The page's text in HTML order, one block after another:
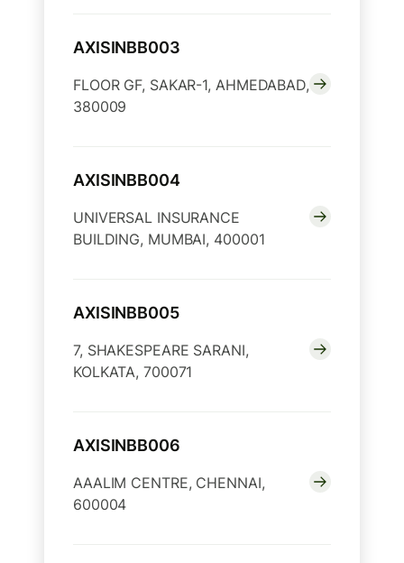
AXISINBB003
FLOOR GF, SAKAR-1, AHMEDABAD,
380009
AXISINBB004
UNIVERSAL INSURANCE
BUILDING, MUMBAI, 400001
AXISINBB005
7, SHAKESPEARE SARANI,
KOLKATA, 700071
AXISINBB006
AAALIM CENTRE, CHENNAI,
600004